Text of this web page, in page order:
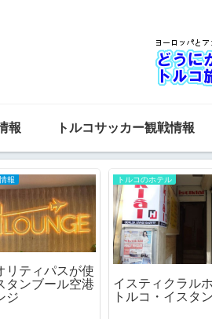
報 トルコサッカー観戦情報
報
行に最適な航空
比較。どこが
て便利？
トルコ旅行情報
リ7選